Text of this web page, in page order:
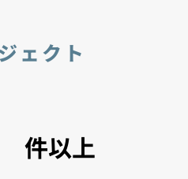
ェクト
件以上